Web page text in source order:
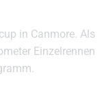
in Canmore. Als
Einzelrennen